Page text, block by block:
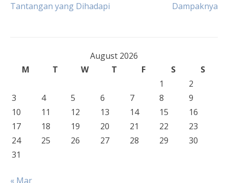
navigation
Tantangan yang Dihadapi
Dampaknya
August 2026
M
T W T F S
S
1
2
3
4 5 6 7 8
9
10
11 12 13 14 15
16
17
18 19 20 21 22
23
24
25 26 27 28 29
30
31
« Mar